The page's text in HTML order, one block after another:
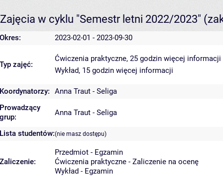
Zajęcia w cyklu "Semestr letni 2022/2023"
Okres: 2023-02-01 - 2023-09-30
Typ zajęć:
Ćwiczenia praktyczne, 25 godzin więcej informacji
Wykład, 15 godzin więcej informacji
Koordynatorzy:
Anna Traut - Seliga
Prowadzący
grup:
Anna Traut - Seliga
Lista studentów:(nie masz dostępu)
Zaliczenie:
Przedmiot - Egzamin
Ćwiczenia praktyczne - Zaliczenie na ocenę
Wykład - Egzamin